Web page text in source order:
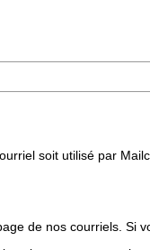
soit utilisé par
de nos courriels. Si